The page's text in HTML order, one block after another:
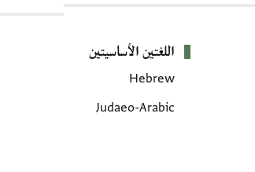
اللغتين الأساسيتين
Hebrew
Judaeo-Arabic